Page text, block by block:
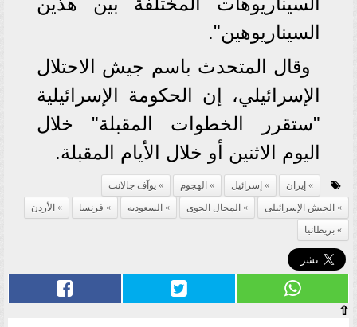
السيناريوهين".
وقال المتحدث باسم جيش الاحتلال
الإسرائيلي، إن الحكومة الإسرائيلية
"ستقرر الخطوات المقبلة" خلال
اليوم الاثنين أو خلال الأيام المقبلة.
إيران إسرائيل الهجوم
يوآف جالانت
الجيش الإسرائيلى
المجال الجوى السعوديه فرنسا
الأردن
بريطانيا
⇧